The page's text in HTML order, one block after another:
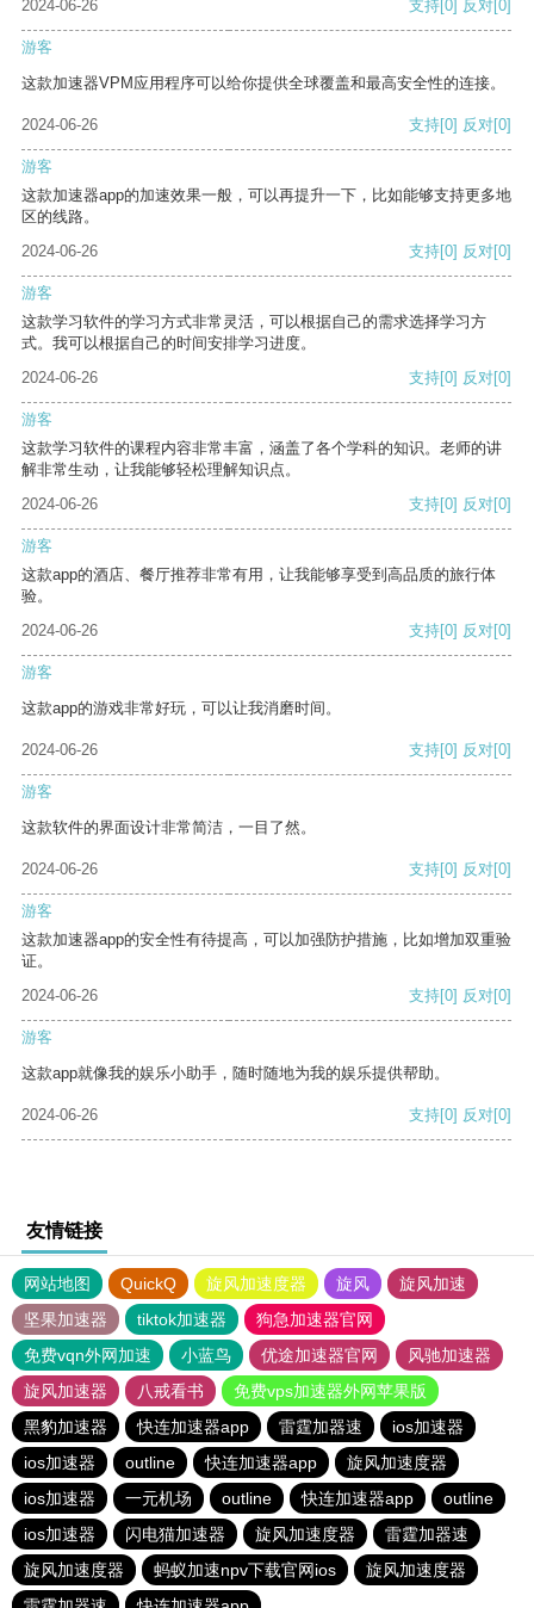
2024-06-26
支持[0] 反对[0]
游客
这款加速器VPM应用程序可以给你提供全球覆盖和最高安全性的连接。
2024-06-26 支持[0] 反对[0]
游客
这款加速器app的加速效果一般，可以再提升一下，比如能够支持更多地
区的线路。
2024-06-26
支持[0] 反对[0]
游客
这款学习软件的学习方式非常灵活，可以根据自己的需求选择学习方
式。我可以根据自己的时间安排学习进度。
2024-06-26
支持[0] 反对[0]
游客
这款学习软件的课程内容非常丰富，涵盖了各个学科的知识。老师的讲
解非常生动，让我能够轻松理解知识点。
2024-06-26
支持[0] 反对[0]
游客
这款app的酒店、餐厅推荐非常有用，让我能够享受到高品质的旅行体
验。
2024-06-26
支持[0] 反对[0]
游客
这款app的游戏非常好玩，可以让我消磨时间。
2024-06-26 支持[0] 反对[0]
游客
这款软件的界面设计非常简洁，一目了然。
2024-06-26 支持[0] 反对[0]
游客
这款加速器app的安全性有待提高，可以加强防护措施，比如增加双重验
证。
2024-06-26
支持[0] 反对[0]
游客
这款app就像我的娱乐小助手，随时随地为我的娱乐提供帮助。
2024-06-26 支持[0] 反对[0]
友情链接
网站地图 QuickQ 旋风加速度器 旋风
旋风加速
坚果加速器
tiktok加速器
狗急加速器官网
免费vqn外网加速
小蓝鸟 优途加速器官网
风驰加速器
旋风加速器
八戒看书
免费vps加速器外网苹果版
黑豹加速器
快连加速器app 雷霆加器速
ios加速器
ios加速器
outline 快连加速器app
旋风加速度器
ios加速器
一元机场 outline 快连加速器app
outline
ios加速器
闪电猫加速器 旋风加速度器
雷霆加器速
旋风加速度器
蚂蚁加速npv下载官网ios
旋风加速度器